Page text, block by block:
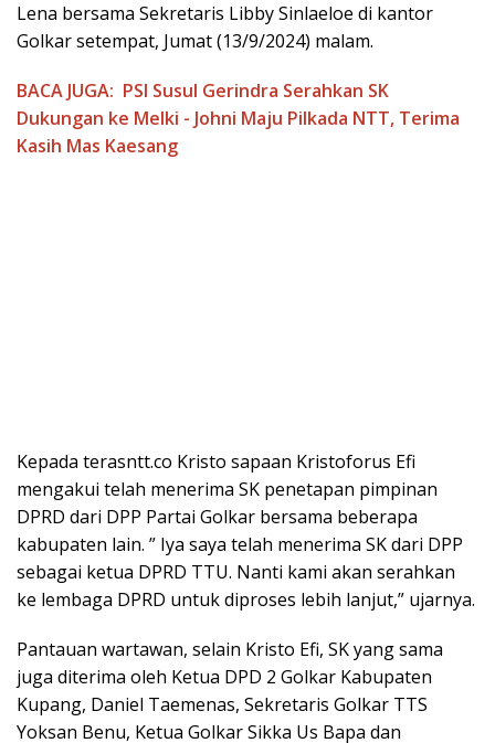
Lena bersama Sekretaris Libby Sinlaeloe di kantor
Golkar setempat, Jumat (13/9/2024) malam.
BACA JUGA: PSI Susul Gerindra Serahkan SK
Dukungan ke Melki - Johni Maju Pilkada NTT, Terima
Kasih Mas Kaesang
Kepada terasntt.co Kristo sapaan Kristoforus Efi
mengakui telah menerima SK penetapan pimpinan
DPRD dari DPP Partai Golkar bersama beberapa
kabupaten lain. ” Iya saya telah menerima SK dari DPP
sebagai ketua DPRD TTU. Nanti kami akan serahkan
ke lembaga DPRD untuk diproses lebih lanjut,” ujarnya.
Pantauan wartawan, selain Kristo Efi, SK yang sama
juga diterima oleh Ketua DPD 2 Golkar Kabupaten
Kupang, Daniel Taemenas, Sekretaris Golkar TTS
Yoksan Benu, Ketua Golkar Sikka Us Bapa dan